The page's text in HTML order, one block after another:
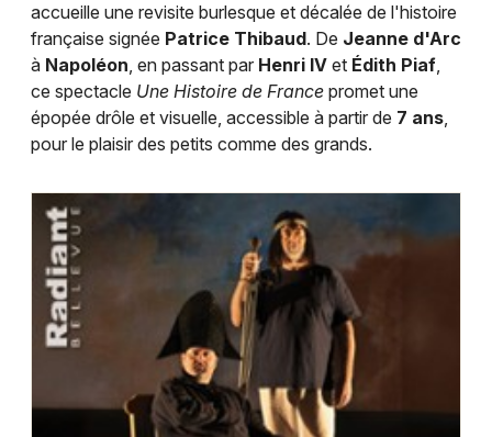
Actus à Lyon
Magazine à Lyon
Choisir mes départements
Mon email
accueille une revisite burlesque et décalée de l'histoire
française signée Patrice Thibaud. De Jeanne d'Arc
à Napoléon, en passant par Henri IV et Édith Piaf,
ce spectacle Une Histoire de France promet une
épopée drôle et visuelle, accessible à partir de 7 ans,
pour le plaisir des petits comme des grands.